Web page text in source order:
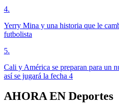
4.
Yerry Mina y una historia que le
futbolista
5.
Cali y América se preparan para un
así se jugará la fecha 4
AHORA EN Deportes